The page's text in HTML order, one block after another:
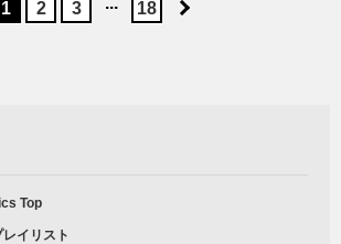
1 2 3 18
Top
イリスト